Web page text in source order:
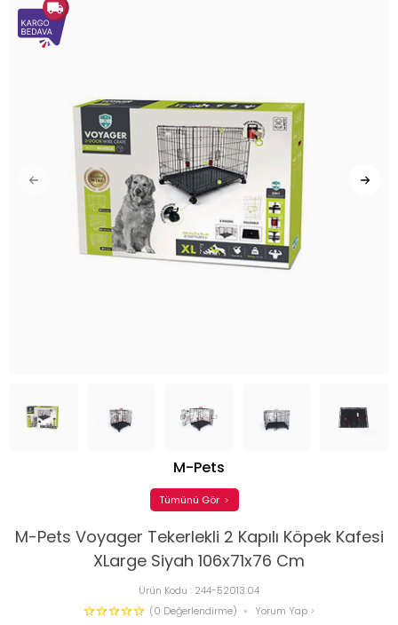
M-Pets Voyager Tekerlekli 2 Kapılı Köpek Kafesi
XLarge Siyah 106x71x76 Cm
Ürün Kodu : 244-52013.04
(0 Değerlendirme)
Yorum Yap
M-Pets
Tümünü Gör